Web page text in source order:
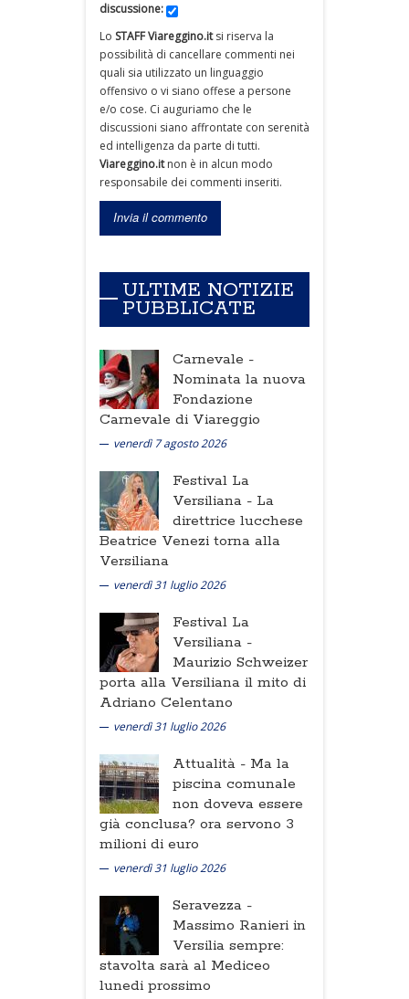
discussione:
Lo STAFF Viareggino.itsi riserva la
possibilità di cancellare commenti nei
quali sia utilizzato un linguaggio
offensivo o vi siano offese a persone
e/o cose. Ci auguriamo che le
discussioni siano affrontate con serenità
ed intelligenza da parte di tutti.
Viareggino.itnon è in alcun modo
responsabile dei commenti inseriti.
ULTIME NOTIZIE
PUBBLICATE
Carnevale -
Nominata la nuova
Fondazione
Carnevale di Viareggio
venerdì 7 agosto 2026
Festival La
Versiliana - La
direttrice lucchese
Beatrice Venezi torna alla
Versiliana
venerdì 31 luglio 2026
Festival La
Versiliana -
Maurizio Schweizer
porta alla Versiliana il mito di
Adriano Celentano
venerdì 31 luglio 2026
Attualità - Ma la
piscina comunale
non doveva essere
già conclusa? ora servono 3
milioni di euro
venerdì 31 luglio 2026
Seravezza -
Massimo Ranieri in
Versilia sempre:
stavolta sarà al Mediceo
lunedi prossimo